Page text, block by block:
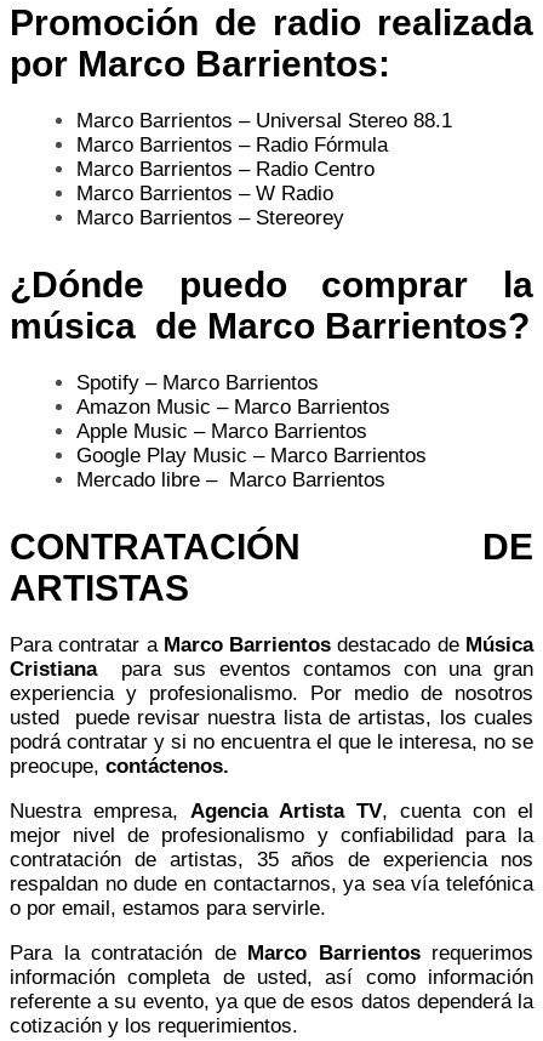
Promoción de radio realizada
por Marco Barrientos:
Marco Barrientos – Universal Stereo 88.1
Marco Barrientos – Radio Fórmula
Marco Barrientos – Radio Centro
Marco Barrientos – W Radio
Marco Barrientos – Stereorey
¿Dónde puedo comprar la
música de Marco Barrientos?
Spotify – Marco Barrientos
Amazon Music – Marco Barrientos
Apple Music – Marco Barrientos
Google Play Music – Marco Barrientos
Mercado libre – Marco Barrientos
CONTRATACIÓN DE
ARTISTAS
Para contratar a Marco Barrientos destacado deMúsica
Cristiana
para sus eventos contamos con una gran
experiencia y profesionalismo. Por medio de nosotros
usted puede revisar nuestra lista de artistas, los cuales
podrá contratar y si no encuentra el que le interesa, no se
preocupe, contáctenos.
Nuestra empresa, Agencia Artista TV, cuenta con el
mejor nivel de profesionalismo y confiabilidad para la
contratación de artistas, 35 años de experiencia nos
respaldan no dude en contactarnos, ya sea vía telefónica
o por email, estamos para servirle.
Para la contratación de Marco Barrientos requerimos
información completa de usted, así como información
referente a su evento, ya que de esos datos dependerá la
cotización y los requerimientos.